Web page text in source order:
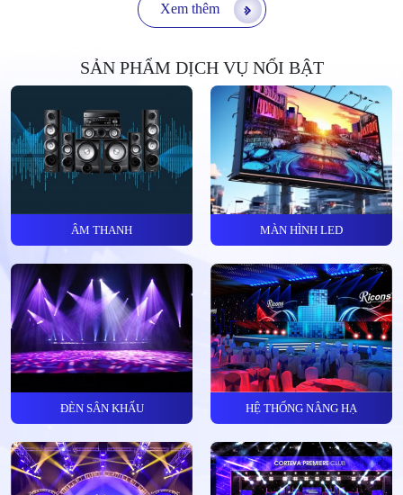
Xem thêm
SẢN PHẨM DỊCH VỤ NỔI BẬT
ÂM THANH MÀN HÌNH LED
ĐÈN SÂN KHẤU HỆ THỐNG NÂNG HẠ